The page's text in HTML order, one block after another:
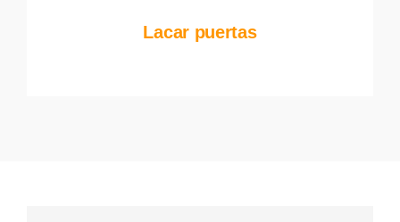
Lacar puertas